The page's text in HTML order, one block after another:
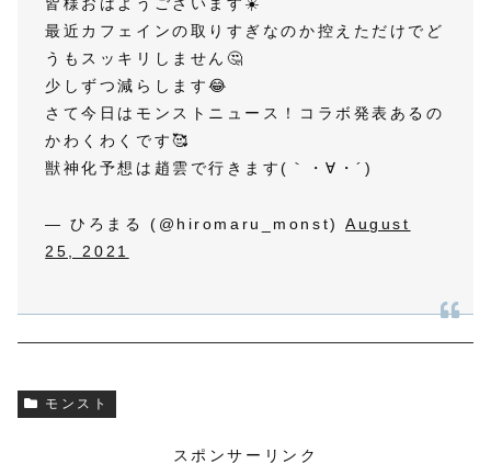
皆様おはようございます☀️
最近カフェインの取りすぎなのか控えただけでど
うもスッキリしません🤔
少しずつ減らします😂
さて今日はモンストニュース！コラボ発表あるの
かわくわくです🥰
獣神化予想は趙雲で行きます(｀・∀・´)
— ひろまる (@hiromaru_monst)August
25, 2021
モンスト
スポンサーリンク